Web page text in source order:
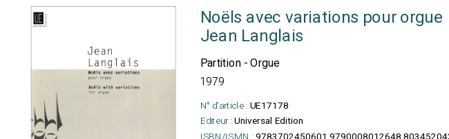
Noëls avec variations pour orgue
Jean Langlais
Partition - Orgue
1979
N° d'article : UE17178
Editeur :Universal Edition